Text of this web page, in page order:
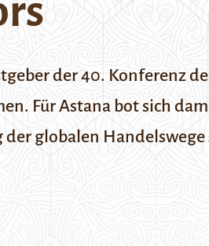
der 40. Konferenz
Für Astana bot sich
globalen